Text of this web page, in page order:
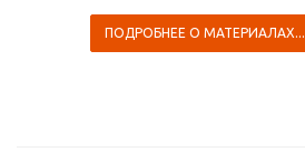
ПОДРОБНЕЕ О МАТЕРИАЛАХ...